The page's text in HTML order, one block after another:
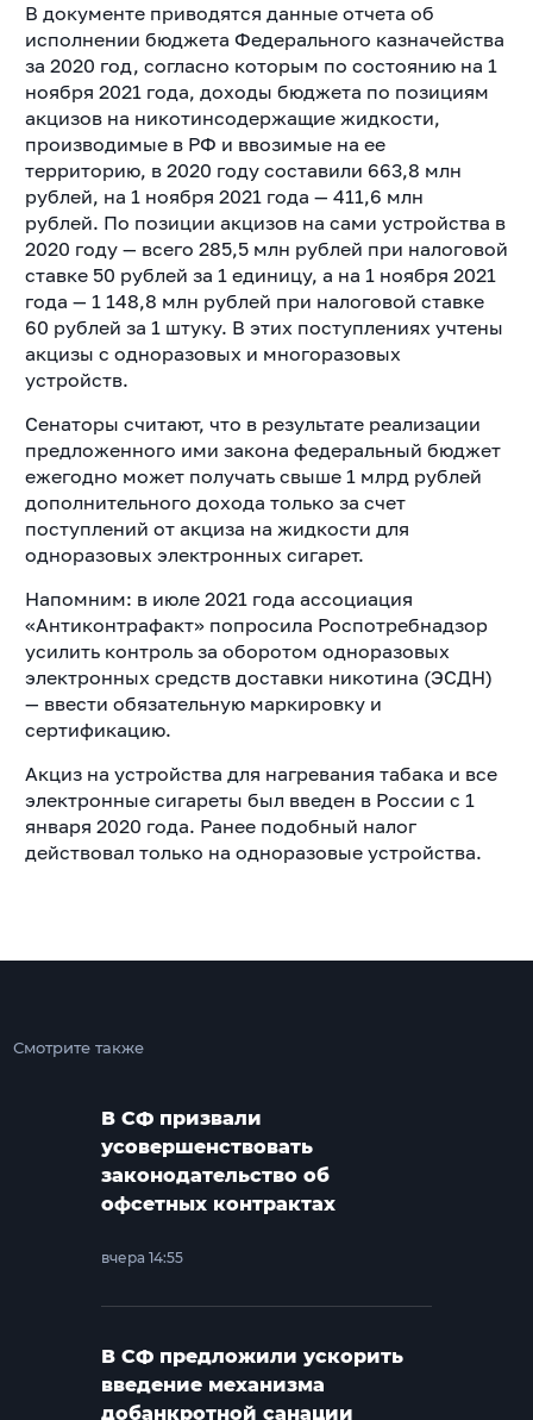
В документе приводятся данные отчета об
исполнении бюджета Федерального казначейства
за 2020 год, согласно которым по состоянию на 1
ноября 2021 года, доходы бюджета по позициям
акцизов на никотинсодержащие жидкости,
производимые в РФ и ввозимые на ее
территорию, в 2020 году составили 663,8 млн
рублей, на 1 ноября 2021 года — 411,6 млн
рублей. По позиции акцизов на сами устройства в
2020 году — всего 285,5 млн рублей при налоговой
ставке 50 рублей за 1 единицу, а на 1 ноября 2021
года — 1 148,8 млн рублей при налоговой ставке
60 рублей за 1 штуку. В этих поступлениях учтены
акцизы с одноразовых и многоразовых
устройств.
Сенаторы считают, что в результате реализации
предложенного ими закона федеральный бюджет
ежегодно может получать свыше 1 млрд рублей
дополнительного дохода только за счет
поступлений от акциза на жидкости для
одноразовых электронных сигарет.
Напомним: в июле 2021 года ассоциация
«Антиконтрафакт» попросила Роспотребнадзор
усилить контроль за оборотом одноразовых
электронных средств доставки никотина (ЭСДН)
— ввести обязательную маркировку и
сертификацию.
Акциз на устройства для нагревания табака и все
электронные сигареты был введен в России с 1
января 2020 года. Ранее подобный налог
действовал только на одноразовые устройства.
Смотрите также
В СФ призвали
усовершенствовать
законодательство об
офсетных контрактах
вчера 14:55
В СФ предложили ускорить
введение механизма
добанкротной санации